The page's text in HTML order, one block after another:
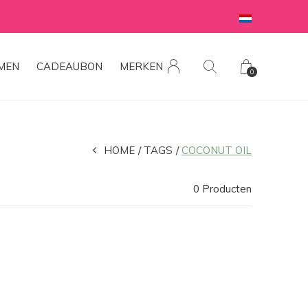
CADEAUBON MERKEN 0
HOME TAGS COCONUT OIL
0 Producten